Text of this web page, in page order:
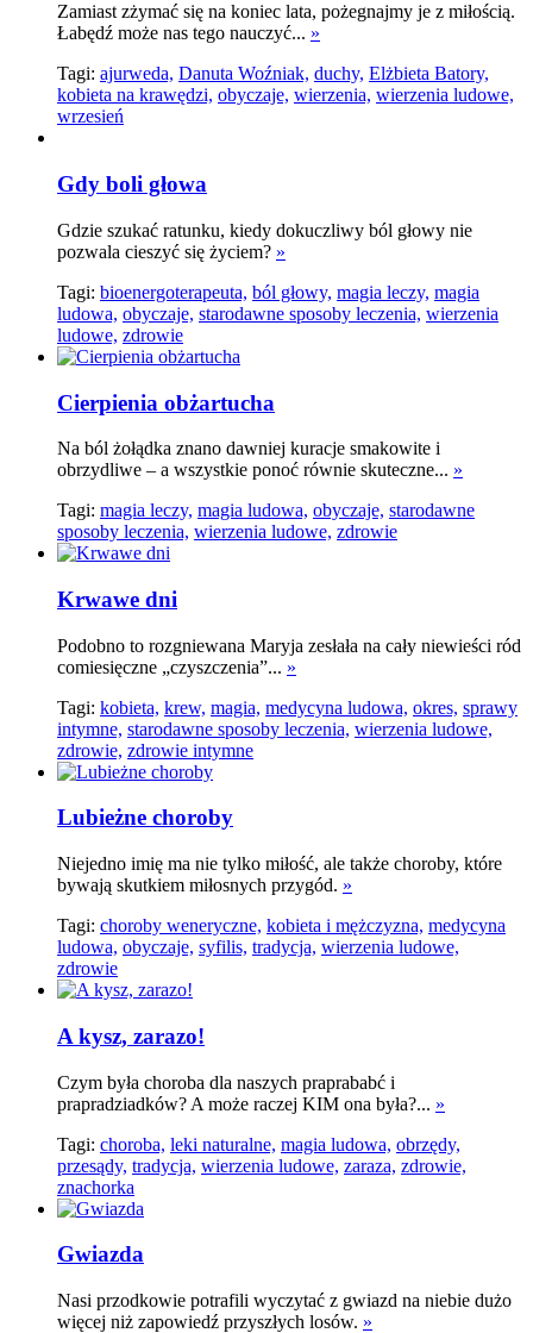
Zamiast zżymać się na koniec lata, pożegnajmy je z miłością.
Łabędź może nas tego nauczyć... »
Tagi: ajurweda, Danuta Woźniak, duchy, Elżbieta Batory,
kobieta na krawędzi, obyczaje, wierzenia, wierzenia ludowe,
wrzesień
Gdy boli głowa
Gdzie szukać ratunku, kiedy dokuczliwy ból głowy nie
pozwala cieszyć się życiem? »
Tagi: bioenergoterapeuta, ból głowy, magia leczy, magia
ludowa, obyczaje, starodawne sposoby leczenia, wierzenia
ludowe, zdrowie
Cierpienia obżartucha
Na ból żołądka znano dawniej kuracje smakowite i
obrzydliwe – a wszystkie ponoć równie skuteczne... »
Tagi: magia leczy, magia ludowa, obyczaje, starodawne
sposoby leczenia, wierzenia ludowe, zdrowie
Krwawe dni
Podobno to rozgniewana Maryja zesłała na cały niewieści ród
comiesięczne „czyszczenia”... »
Tagi: kobieta, krew, magia, medycyna ludowa, okres, sprawy
intymne, starodawne sposoby leczenia, wierzenia ludowe,
zdrowie, zdrowie intymne
Lubieżne choroby
Niejedno imię ma nie tylko miłość, ale także choroby, które
bywają skutkiem miłosnych przygód. »
Tagi: choroby weneryczne, kobieta i mężczyzna, medycyna
ludowa, obyczaje, syfilis, tradycja, wierzenia ludowe,
zdrowie
A kysz, zarazo!
Czym była choroba dla naszych praprababć i
prapradziadków? A może raczej KIM ona była?... »
Tagi: choroba, leki naturalne, magia ludowa, obrzędy,
przesądy, tradycja, wierzenia ludowe, zaraza, zdrowie,
znachorka
Gwiazda
Nasi przodkowie potrafili wyczytać z gwiazd na niebie dużo
więcej niż zapowiedź przyszłych losów. »